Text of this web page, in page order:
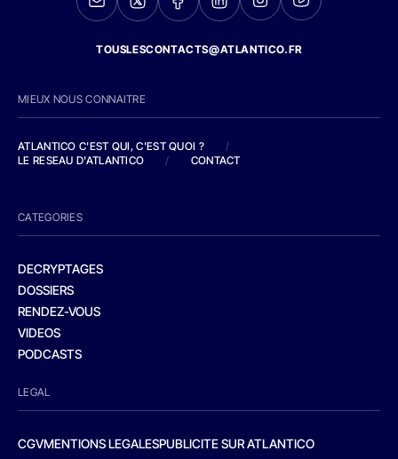
TOUSLESCONTACTS@ATLANTICO.FR
MIEUX NOUS CONNAITRE
ATLANTICO C'EST QUI, C'EST QUOI ?
/
LE RESEAU D'ATLANTICO
/ CONTACT
CATEGORIES
DECRYPTAGES
DOSSIERS
RENDEZ-VOUS
VIDEOS
PODCASTS
LEGAL
CGVMENTIONS LEGALESPUBLICITE SUR ATLANTICO